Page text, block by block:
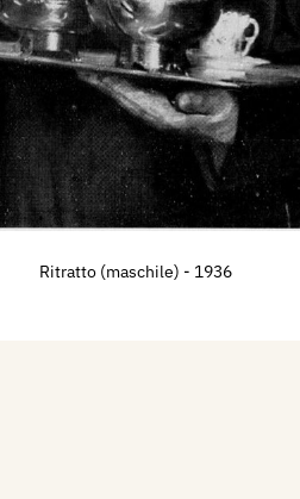
Ritratto (maschile) - 1936